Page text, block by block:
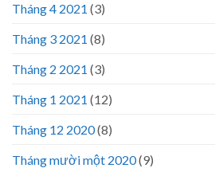
Tháng 4 2021 (3)
Tháng 3 2021 (8)
Tháng 2 2021 (3)
Tháng 1 2021 (12)
Tháng 12 2020(8)
Tháng mười một 2020(9)